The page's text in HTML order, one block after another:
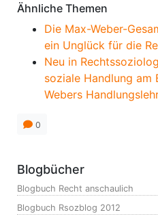
Ähnliche Themen
Die Max-Weber-
ein Unglück für die
Neu in
soziale Handlung am
Webers
0
Blogbücher
Blogbuch Recht anschaulich
Blogbuch Rsozblog 2012